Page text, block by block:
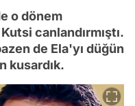
o dönem
canlandırmıştı.
de Ela'yı düğün
kusardık.